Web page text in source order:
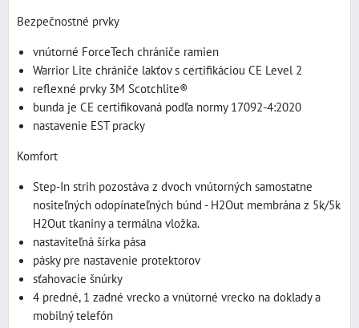
Bezpečnostné prvky
vnútorné ForceTech chrániče ramien
Warrior Lite chrániče lakťov s certifikáciou CE Level 2
reflexné prvky 3M Scotchlite®
bunda je CE certifikovaná podľa normy 17092-4:2020
nastavenie EST pracky
Komfort
Step-In strih pozostáva z dvoch vnútorných samostatne
nositeľných odopínateľných búnd - H2Out membrána z 5k/5k
H2Out tkaniny a termálna vložka.
nastaviteľná šírka pása
pásky pre nastavenie protektorov
sťahovacie šnúrky
4 predné, 1 zadné vrecko a vnútorné vrecko na doklady a
mobilný telefón